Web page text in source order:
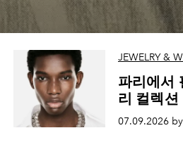
JEWELRY &
파리에서
리 컬렉션
07.09.2026